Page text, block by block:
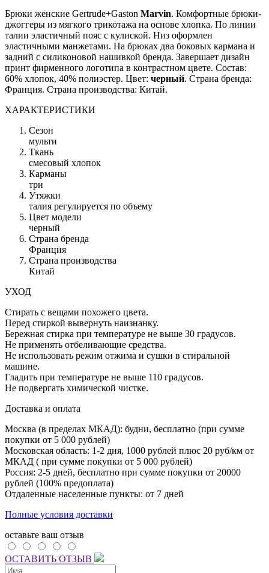
Брюки женские Gertrude+Gaston Marvin. Комфортные брюки-
джоггеры из мягкого трикотажа на основе хлопка. По линии
талии эластичный пояс с кулиской. Низ оформлен
эластичными манжетами. На брюках два боковых кармана и
задний с силиконовой нашивкой бренда. Завершает дизайн
принт фирменного логотипа в контрастном цвете. Состав:
60% хлопок, 40% полиэстер. Цвет: черный. Страна бренда:
Франция. Страна производства: Китай.
ХАРАКТЕРИСТИКИ
Сезон
мульти
Ткань
смесовый хлопок
Карманы
три
Утяжки
талия регулируется по объему
Цвет модели
черный
Страна бренда
Франция
Страна производства
Китай
УХОД
Стирать с вещами похожего цвета.
Перед стиркой вывернуть наизнанку.
Бережная стирка при температуре не выше 30 градусов.
Не применять отбеливающие средства.
Не использовать режим отжима и сушки в стиральной
машине.
Гладить при температуре не выше 110 градусов.
Не подвергать химической чистке.
Доставка и оплата
Москва (в пределах МКАД): будни, бесплатно (при сумме
покупки от 5 000 рублей)
Московская область: 1-2 дня, 1000 рублей плюс 20 руб/км от
МКАД ( при сумме покупки от 5 000 рублей)
Россия: 2-5 дней, бесплатно при сумме покупки от 20000
рублей (100% предоплата)
Отдаленные населенные пункты: от 7 дней
Полные условия доставки
оставьте ваш отзыв
ОСТАВИТЬ ОТЗЫВ